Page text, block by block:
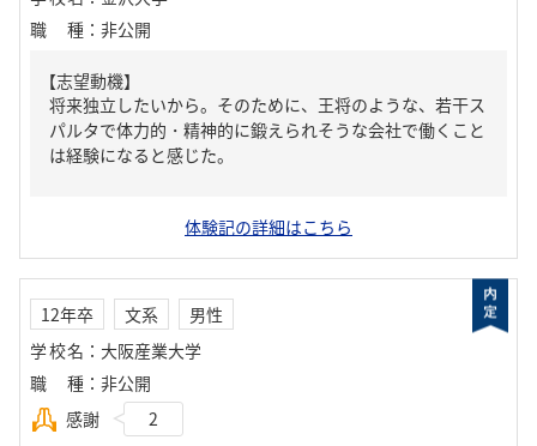
職種 ： 非公開
【志望動機】
将来独立したいから。そのために、王将のような、若干ス
パルタで体力的・精神的に鍛えられそうな会社で働くこと
は経験になると感じた。
体験記の詳細はこちら
12年卒 文系
男性
学校名 ： 大阪産業大学
職種 ： 非公開
感謝
2